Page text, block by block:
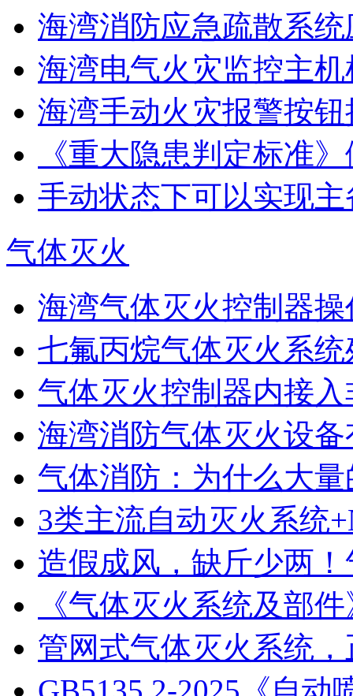
海湾消防应急疏散系统
海湾电气火灾监控主
海湾手动火灾报警按
《重大隐患判定标准
手动状态下可以实现
气体灭火
海湾气体灭火控制器操
七氟丙烷气体灭火系统
气体灭火控制器内接入
海湾消防气体灭火设
气体消防：为什么大量
3类主流自动灭火系统
造假成风，缺斤少两！
《气体灭火系统及部件
管网式气体灭火系统，